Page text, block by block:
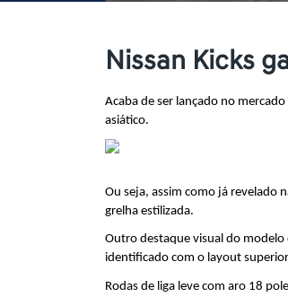
Nissan Kicks
Acaba de ser lançado no
asiático.
Ou seja, assim como já revelado
grelha estilizada.
Outro destaque visual do modelo
identificado com o layout
Rodas de liga leve com aro 18